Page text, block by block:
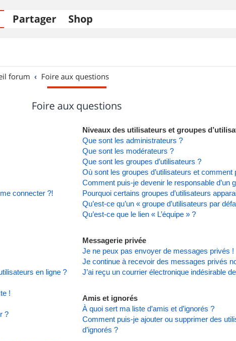
Partager Shop
forum Foire aux questions
Foire aux questions
connecter ?!
en ligne ?
!
?
Niveaux des utilisateurs et groupes
Que sont les administrateurs ?
Que sont les modérateurs ?
Que sont les groupes d’utilisateurs ?
Où sont les groupes d’utilisateurs et comment
Comment puis-je devenir le responsable d’un
Pourquoi certains groupes d’utilisateurs
Qu’est-ce qu’un « groupe d’utilisateurs par
Qu’est-ce que le lien « L’équipe » ?
Messagerie privée
Je ne peux pas envoyer de messages privés !
Je continue à recevoir des messages privés
J’ai reçu un courrier électronique indésirable
Amis et ignorés
À quoi sert ma liste d’amis et d’ignorés ?
Comment puis-je ajouter ou supprimer des
d’ignorés ?